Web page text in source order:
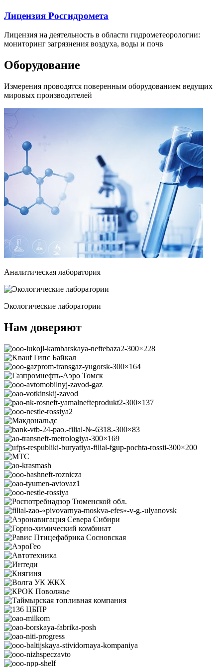
Лицензия Росгидромета
Лицензия на деятельность в области гидрометеорологии:
мониторинг загрязнения воздуха, воды и почв
Оборудование
Измерения проводятся поверенным оборудованием ведущих
мировых производителей
Аналитическая лаборатория
Экологические лаборатории
Нам доверяют